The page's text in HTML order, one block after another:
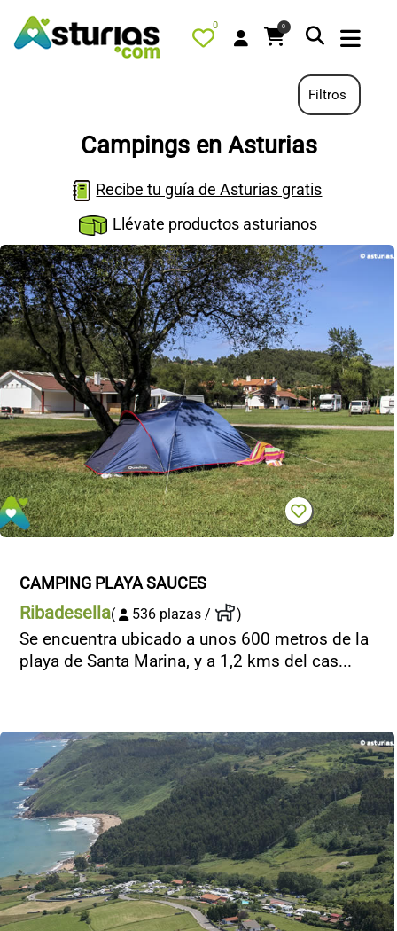
0 0
PORTADA
QUÉ HACER
ALOJAMIENTOS
RESTAURANTES
TURISMO ACTIVO
TIENDA
AGENDA
OFERTAS
CONTACTO
Filtros
Campings en Asturias
Recibe tu guía de Asturias gratis
Llévate productos asturianos
CAMPING PLAYA SAUCES
Ribadesella( 536 plazas / )
Se encuentra ubicado a unos 600 metros de la
playa de Santa Marina, y a 1,2 kms del cas...